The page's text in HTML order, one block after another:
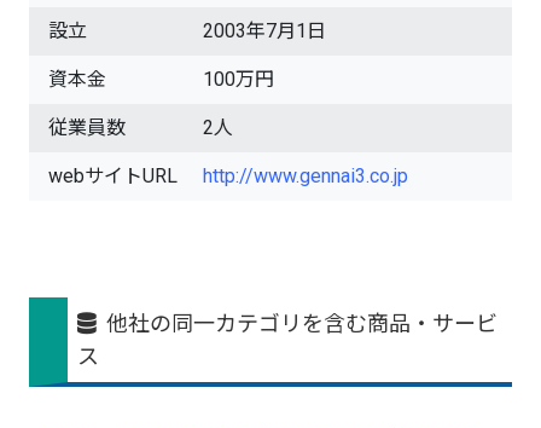
設立
2003年7月1日
資本金 100万円
従業員数 2人
webサイトURL http://www.gennai3.co.jp
他社の同一カテゴリを含む商品・サービ
ス